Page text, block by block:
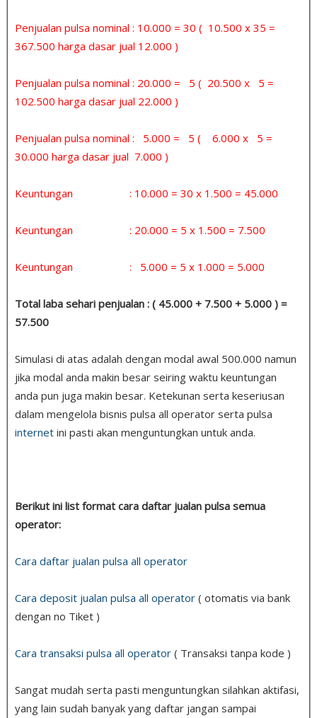
Penjualan pulsa nominal : 10.000 = 30 ( 10.500 x 35 =
367.500 harga dasar jual 12.000 )
Penjualan pulsa nominal : 20.000 = 5 ( 20.500 x 5 =
102.500 harga dasar jual 22.000 )
Penjualan pulsa nominal : 5.000 = 5 ( 6.000 x 5 =
30.000 harga dasar jual 7.000 )
Keuntungan : 10.000 = 30 x 1.500 = 45.000
Keuntungan : 20.000 = 5 x 1.500 = 7.500
Keuntungan : 5.000 = 5 x 1.000 = 5.000
Total laba sehari penjualan : ( 45.000 + 7.500 + 5.000 ) =
57.500
Simulasi di atas adalah dengan modal awal 500.000 namun
jika modal anda makin besar seiring waktu keuntungan
anda pun juga makin besar. Ketekunan serta keseriusan
dalam mengelola bisnis pulsa all operator serta pulsa
internet ini pasti akan menguntungkan untuk anda.
Berikut ini list format cara daftar jualan pulsa semua
operator:
Cara daftar jualan pulsa all operator
Cara deposit jualan pulsa all operator ( otomatis via bank
dengan no Tiket )
Cara transaksi pulsa all operator ( Transaksi tanpa kode )
Sangat mudah serta pasti menguntungkan silahkan aktifasi,
yang lain sudah banyak yang daftar jangan sampai